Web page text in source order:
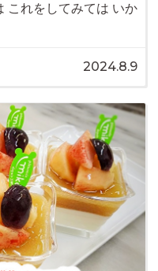
これをしてみては いか
2024.8.9